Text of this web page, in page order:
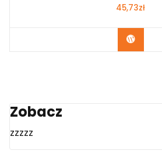
45,73zł
Zobacz
Zobacz
zzzzz